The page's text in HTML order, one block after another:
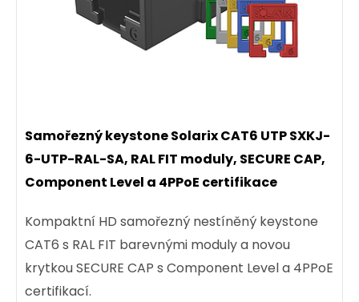
Samořezný keystone Solarix CAT6 UTP SXKJ-
6-UTP-RAL-SA, RAL FIT moduly, SECURE CAP,
Component Level a 4PPoE certifikace
Kompaktní HD samořezný nestíněný keystone
CAT6 s RAL FIT barevnými moduly a novou
krytkou SECURE CAP s Component Level a 4PPoE
certifikací.